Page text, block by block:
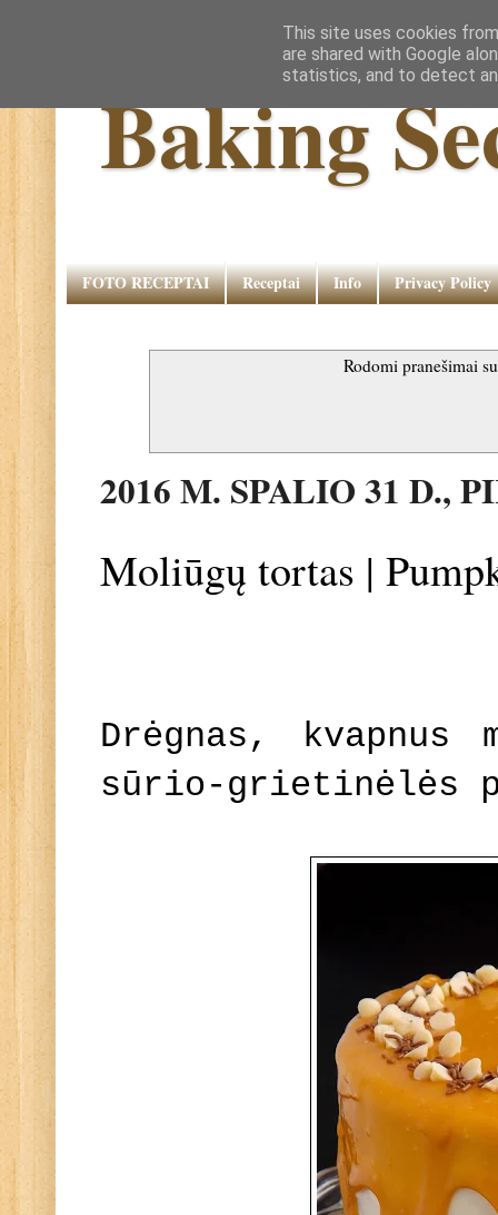
Baking
FOTO RECEPTAI Receptai Info Privacy Policy
Rodomi pranešimai
2016 M. SPALIO 31 D.,
Moliūgų tortas |
Drėgnas,
sūrio-grietinėlės
This site uses cookies
are shared with Google
statistics, and to detect